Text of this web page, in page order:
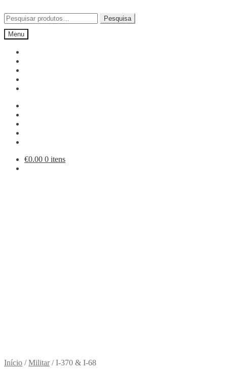
para
a
navegação
para
o
conteúdo
Pesquisar
por:
Pesquisa
Menu
€0.00 0 itens
Início /Militar/I-370 & I-68